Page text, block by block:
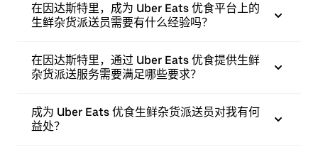
在因达斯特里，成为 Uber Eats 优食平台上的
生鲜杂货派送员需要有什么经验吗？
在因达斯特里，通过 Uber Eats 优食提供生鲜
杂货派送服务需要满足哪些要求？
成为 Uber Eats 优食生鲜杂货派送员对我有何
益处？